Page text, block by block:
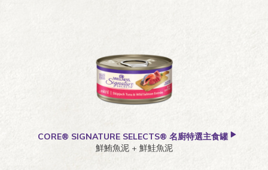
CORE® SIGNATURE SELECTS® 名廚特選主食罐
鮮鮪魚泥 + 鮮鮭魚泥